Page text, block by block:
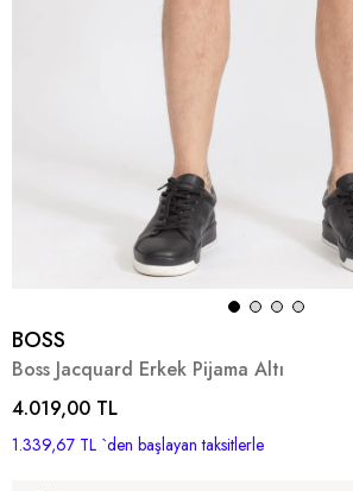
BOSS
Boss Jacquard Erkek Pijama Altı
4.019,00 TL
1.339,67 TL `den başlayan taksitlerle